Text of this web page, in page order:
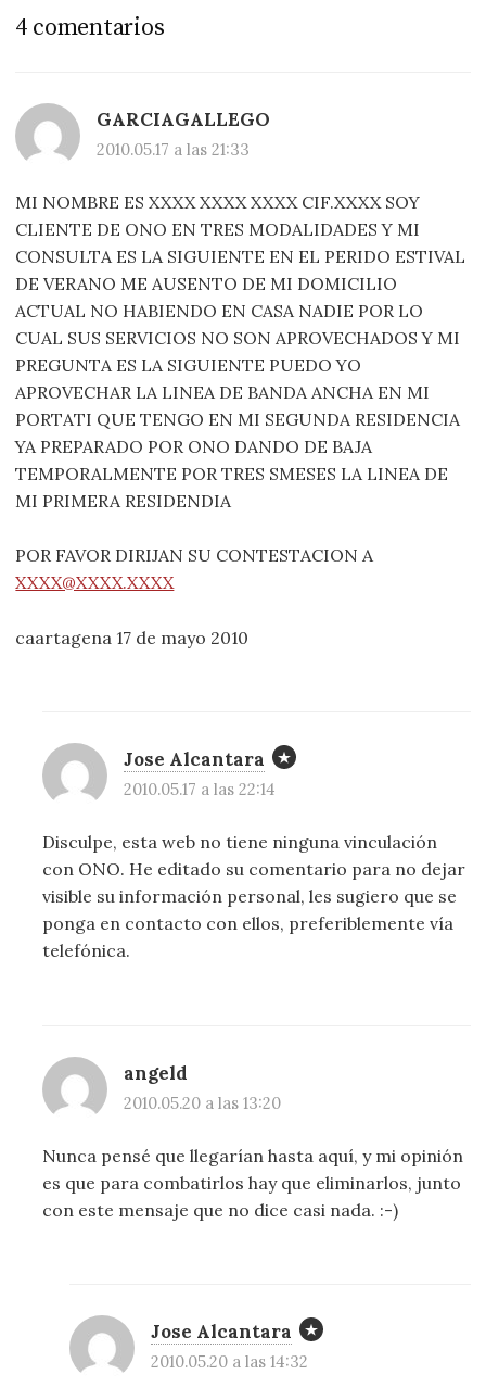
4 comentarios
GARCIAGALLEGO
2010.05.17 a las 21:33
MI NOMBRE ES XXXX XXXX XXXX CIF.XXXX SOY
CLIENTE DE ONO EN TRES MODALIDADES Y MI
CONSULTA ES LA SIGUIENTE EN EL PERIDO ESTIVAL
DE VERANO ME AUSENTO DE MI DOMICILIO
ACTUAL NO HABIENDO EN CASA NADIE POR LO
CUAL SUS SERVICIOS NO SON APROVECHADOS Y MI
PREGUNTA ES LA SIGUIENTE PUEDO YO
APROVECHAR LA LINEA DE BANDA ANCHA EN MI
PORTATI QUE TENGO EN MI SEGUNDA RESIDENCIA
YA PREPARADO POR ONO DANDO DE BAJA
TEMPORALMENTE POR TRES SMESES LA LINEA DE
MI PRIMERA RESIDENDIA
POR FAVOR DIRIJAN SU CONTESTACION A
XXXX@XXXX.XXXX
caartagena 17 de mayo 2010
Jose Alcantara
2010.05.17 a las 22:14
Disculpe, esta web no tiene ninguna vinculación
con ONO. He editado su comentario para no dejar
visible su información personal, les sugiero que se
ponga en contacto con ellos, preferiblemente vía
telefónica.
angeld
2010.05.20 a las 13:20
Nunca pensé que llegarían hasta aquí, y mi opinión
es que para combatirlos hay que eliminarlos, junto
con este mensaje que no dice casi nada. :-)
Jose Alcantara
2010.05.20 a las 14:32